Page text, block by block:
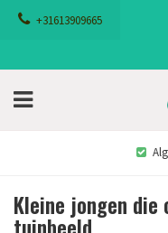
+31613909665
Kleine jongen